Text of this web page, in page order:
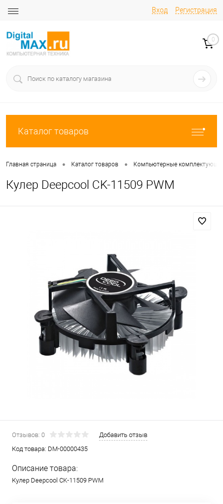
Вход Регистрация
0
Каталог товаров
Главная страница • Каталог товаров • Компьютерные
Кулер Deepcool CK-11509 PWM
Отзывов: 0
Добавить отзыв
Код товара: DM-00000435
Описание товара:
Кулер Deepcool CK-11509 PWM